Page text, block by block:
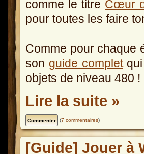
comme le titre Cœur
pour toutes les faire
Comme pour chaque
son guide completqui
objets de niveau 480 !
Lire la suite »
(7 commentaires)
[Guide] Jouer à